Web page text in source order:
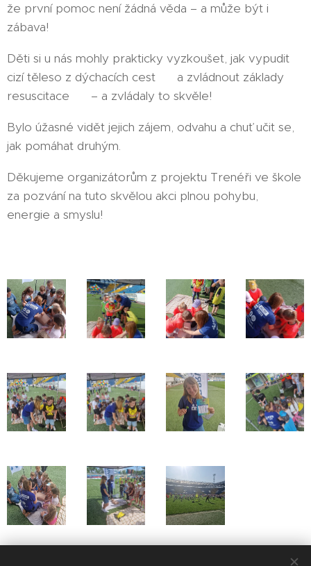
že první pomoc není žádná věda – a může být i
zábava! 🩺😊
Děti si u nás mohly prakticky vyzkoušet, jak vypudit
cizí těleso z dýchacích cest 🫁 a zvládnout základy
resuscitace ❤️‍🩹 – a zvládaly to skvěle!
Bylo úžasné vidět jejich zájem, odvahu a chuť učit se,
jak pomáhat druhým. 💪
Děkujeme organizátorům z projektu Trenéři ve škole
za pozvání na tuto skvělou akci plnou pohybu,
energie a smyslu! 🙌